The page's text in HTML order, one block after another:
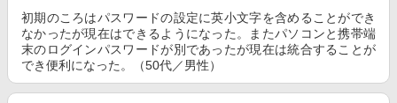
初期のころはパスワードの設定に英小文字を含めることができ
なかったが現在はできるようになった。またパソコンと携帯端
末のログインパスワードが別であったが現在は統合することが
でき便利になった。（50代／男性）